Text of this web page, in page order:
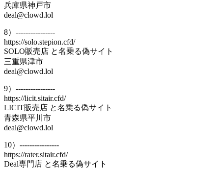
兵庫県神戸市
deal@clowd.lol
8）----------------
https://solo.stepion.cfd/
SOLO販売店 と名乗る偽サイト
三重県津市
deal@clowd.lol
9）----------------
https://licit.sitair.cfd/
LICIT販売店 と名乗る偽サイト
青森県平川市
deal@clowd.lol
10）----------------
https://rater.sitair.cfd/
Deal専門店 と名乗る偽サイト